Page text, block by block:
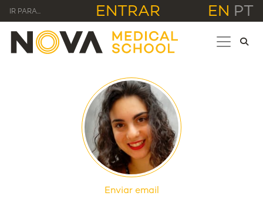
IR PARA... ENTRAR EN PT
Enviar email